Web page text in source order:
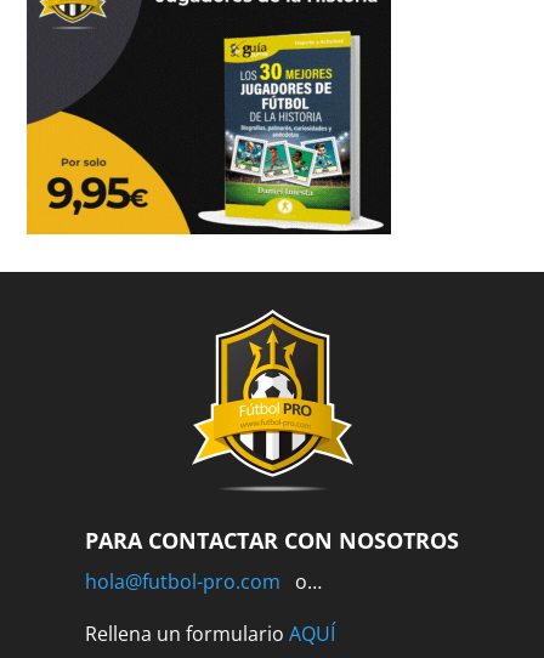
PARA CONTACTAR CON NOSOTROS
hola@futbol-pro.com o…
Rellena un formulario AQUÍ